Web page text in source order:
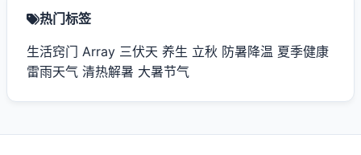
热门标签
生活窍门 Array 三伏天 养生 立秋 防暑降温 夏季健康
雷雨天气 清热解暑 大暑节气